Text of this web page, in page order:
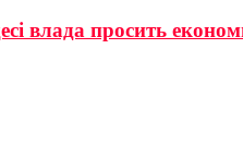
влада просить